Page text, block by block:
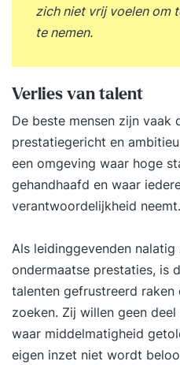
zich niet vrij voelen om
te nemen.
Verlies van talent
De beste mensen zijn vaak
prestatiegericht en
een omgeving waar hoge
gehandhaafd en waar
verantwoordelijkheid neemt.
Als leidinggevenden
ondermaatse prestaties, is
talenten gefrustreerd raken
zoeken. Zij willen geen
waar middelmatigheid
eigen inzet niet wordt